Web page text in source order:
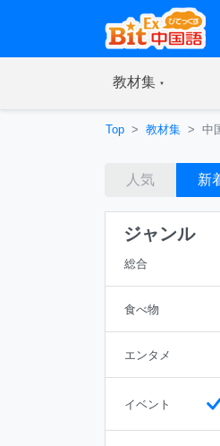
教材集(current)
Top 教材集 中
人気 新
ジャンル
総合
食べ物
エンタメ
イベント